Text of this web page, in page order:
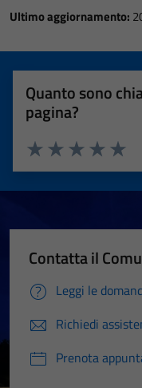
Ultimo aggiornamento:
Quanto sono
pagina?
Valuta 4
Valuta 3
Valuta 2 stelle su
Valuta 1 stelle su 5
Contatta il
Leggi le
Richiedi
Prenota